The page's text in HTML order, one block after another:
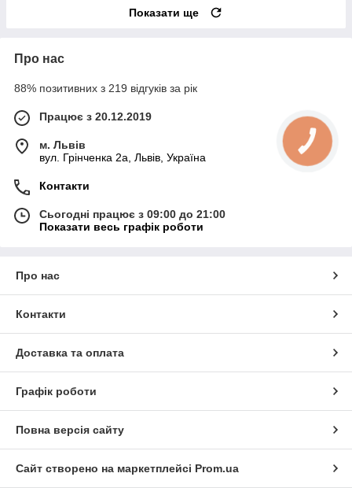
Показати ще
Про нас
88% позитивних з 219 відгуків за рік
Працює з 20.12.2019
м. Львів
вул. Грінченка 2а, Львів, Україна
Контакти
Сьогодні працює з 09:00 до 21:00
Показати весь графік роботи
Про нас
Контакти
Доставка та оплата
Графік роботи
Повна версія сайту
Сайт створено на маркетплейсі Prom.ua